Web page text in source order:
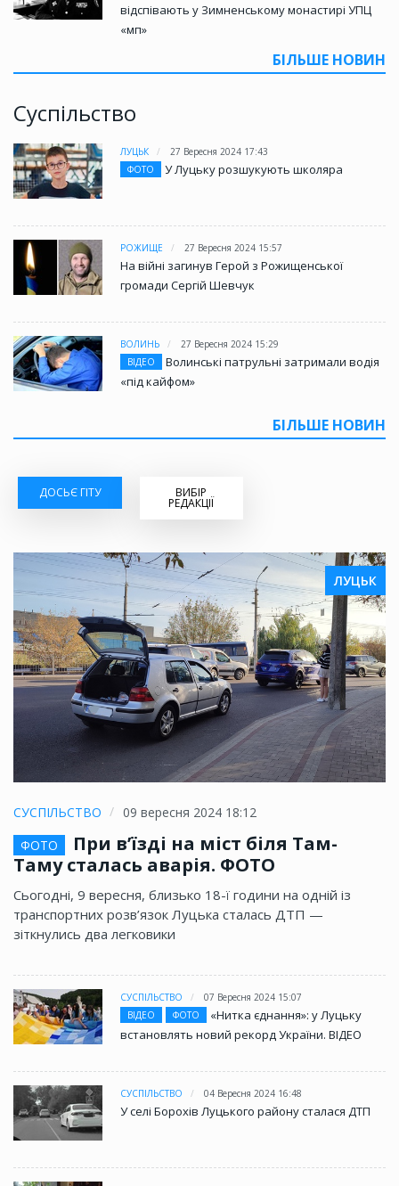
відспівають у Зимненському монастирі УПЦ
«мп»
БІЛЬШЕ НОВИН
Суспільство
ЛУЦЬК
27 Вересня 2024 17:43
ФОТО
У Луцьку розшукують школяра
РОЖИЩЕ 27 Вересня 2024 15:57
На війні загинув Герой з Рожищенської
громади Сергій Шевчук
ВОЛИНЬ
27 Вересня 2024 15:29
ВІДЕО
Волинські патрульні затримали водія
«під кайфом»
БІЛЬШЕ НОВИН
ДОСЬЄ ГІТУ ВИБІР
РЕДАКЦІЇ
ЛУЦЬК
СУСПІЛЬСТВО
09 вересня 2024 18:12
ФОТО
При в’їзді на міст біля Там-
Таму сталась аварія. ФОТО
Сьогодні, 9 вересня, близько 18-ї години на одній із
транспортних розв’язок Луцька сталась ДТП —
зіткнулись два легковики
СУСПІЛЬСТВО
07 Вересня 2024 15:07
ВІДЕО
ФОТО
«Нитка єднання»: у Луцьку
встановлять новий рекорд України. ВІДЕО
СУСПІЛЬСТВО 04 Вересня 2024 16:48
У селі Борохів Луцького району сталася ДТП